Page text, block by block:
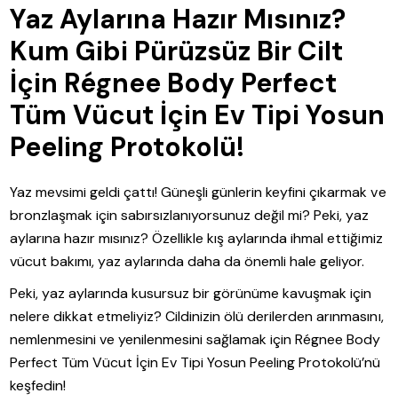
Yaz Aylarına Hazır Mısınız?
Kum Gibi Pürüzsüz Bir Cilt
İçin Régnee Body Perfect
Tüm Vücut İçin Ev Tipi Yosun
Peeling Protokolü!
Yaz mevsimi geldi çattı! Güneşli günlerin keyfini çıkarmak ve
bronzlaşmak için sabırsızlanıyorsunuz değil mi? Peki, yaz
aylarına hazır mısınız? Özellikle kış aylarında ihmal ettiğimiz
vücut bakımı, yaz aylarında daha da önemli hale geliyor.
Peki, yaz aylarında kusursuz bir görünüme kavuşmak için
nelere dikkat etmeliyiz? Cildinizin ölü derilerden arınmasını,
nemlenmesini ve yenilenmesini sağlamak için Régnee Body
Perfect Tüm Vücut İçin Ev Tipi Yosun Peeling Protokolü’nü
keşfedin!